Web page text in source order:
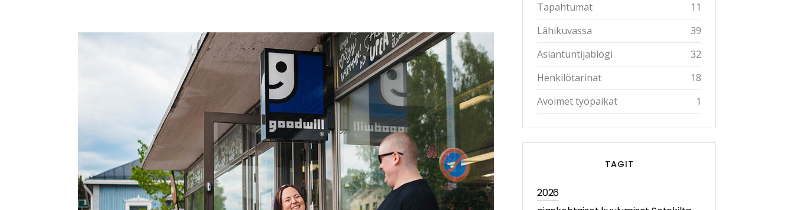
Tapahtumat
11
Lähikuvassa
39
Asiantuntijablogi
32
Henkilötarinat
18
Avoimet työpaikat
1
TAGIT
2026